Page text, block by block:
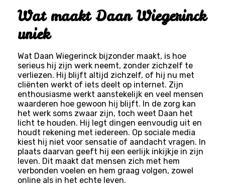
Wat maakt Daan Wiegerinck
uniek
Wat Daan Wiegerinck bijzonder maakt, is hoe
serieus hij zijn werk neemt, zonder zichzelf te
verliezen. Hij blijft altijd zichzelf, of hij nu met
cliënten werkt of iets deelt op internet. Zijn
enthousiasme werkt aanstekelijk en veel mensen
waarderen hoe gewoon hij blijft. In de zorg kan
het werk soms zwaar zijn, toch weet Daan het
licht te houden. Hij legt dingen eenvoudig uit en
houdt rekening met iedereen. Op sociale media
kiest hij niet voor sensatie of aandacht vragen. In
plaats daarvan geeft hij een eerlijk inkijkje in zijn
leven. Dit maakt dat mensen zich met hem
verbonden voelen en hem graag volgen, zowel
online als in het echte leven.